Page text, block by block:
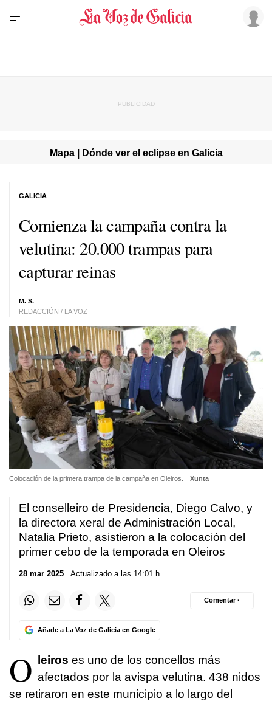
Mapa | Dónde ver el eclipse en Galicia
Comienza la campaña contra la
velutina: 20.000 trampas para
capturar reinas
M. S.
REDACCIÓN / LA VOZ
GALICIA
Colocación de la primera trampa de la campaña en Oleiros. Xunta
El conselleiro de Presidencia, Diego Calvo, y
la directora xeral de Administración Local,
Natalia Prieto, asistieron a la colocación del
primer cebo de la temporada en Oleiros
28 mar 2025 . Actualizado a las 14:01 h.
Añade a La Voz de Galicia en Google
Comentar ·
O leiros es uno de los concellos más
afectados por la avispa velutina. 438 nidos
se retiraron en este municipio a lo largo del